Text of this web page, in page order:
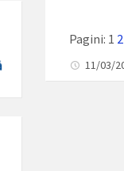
Pagini: 1 2
11/03/